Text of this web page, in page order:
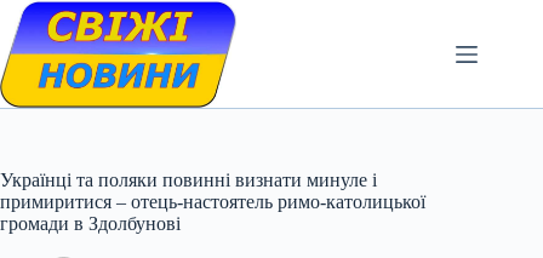
Skip
content
Українці та поляки повинні визнати минуле і
примиритися – отець-настоятель римо-католицької
громади в Здолбунові